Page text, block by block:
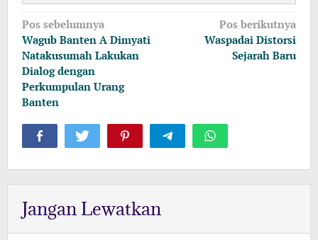
Navigasi
pos
Pos sebelumnya
Wagub Banten A Dimyati
Natakusumah Lakukan
Dialog dengan
Perkumpulan Urang
Banten
Pos berikutnya
Waspadai Distorsi
Sejarah Baru
Jangan Lewatkan